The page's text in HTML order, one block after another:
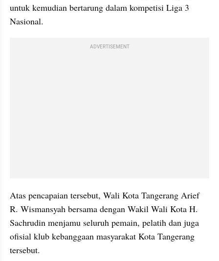
untuk kemudian bertarung dalam kompetisi Liga 3
Nasional.
ADVERTISEMENT
Atas pencapaian tersebut, Wali Kota Tangerang Arief
R. Wismansyah bersama dengan Wakil Wali Kota H.
Sachrudin menjamu seluruh pemain, pelatih dan juga
ofisial klub kebanggaan masyarakat Kota Tangerang
tersebut.